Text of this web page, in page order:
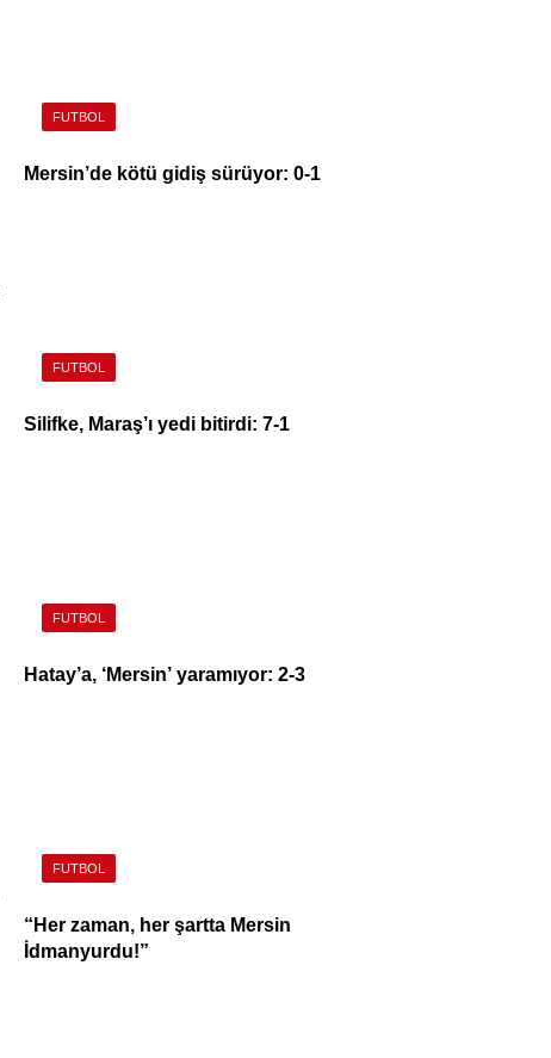
FUTBOL
Mersin’de kötü gidiş sürüyor: 0-1
FUTBOL
Silifke, Maraş’ı yedi bitirdi: 7-1
FUTBOL
Hatay’a, ‘Mersin’ yaramıyor: 2-3
FUTBOL
“Her zaman, her şartta Mersin
İdmanyurdu!”